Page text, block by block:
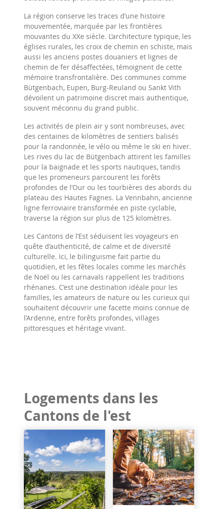
La région conserve les traces d’une histoire
mouvementée, marquée par les frontières
mouvantes du XXe siècle. L’architecture typique, les
églises rurales, les croix de chemin en schiste, mais
aussi les anciens postes douaniers et lignes de
chemin de fer désaffectées, témoignent de cette
mémoire transfrontalière. Des communes comme
Bütgenbach, Eupen, Burg-Reuland ou Sankt Vith
dévoilent un patrimoine discret mais authentique,
souvent méconnu du grand public.
Les activités de plein air y sont nombreuses, avec
des centaines de kilomètres de sentiers balisés
pour la randonnée, le vélo ou même le ski en hiver.
Les rives du lac de Bütgenbach attirent les familles
pour la baignade et les sports nautiques, tandis
que les promeneurs parcourent les forêts
profondes de l’Our ou les tourbières des abords du
plateau des Hautes Fagnes. La Vennbahn, ancienne
ligne ferroviaire transformée en piste cyclable,
traverse la région sur plus de 125 kilomètres.
Les Cantons de l’Est séduisent les voyageurs en
quête d’authenticité, de calme et de diversité
culturelle. Ici, le bilinguisme fait partie du
quotidien, et les fêtes locales comme les marchés
de Noël ou les carnavals rappellent les traditions
rhénanes. C’est une destination idéale pour les
familles, les amateurs de nature ou les curieux qui
souhaitent découvrir une facette moins connue de
l’Ardenne, entre forêts profondes, villages
pittoresques et héritage vivant.
Logements dans les
Cantons de l'est